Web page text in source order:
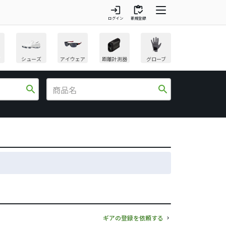
login
ログイン
inventory
新規登録
シューズ アイウェア 距離計測器 グローブ
search search
ギアの登録を依頼する